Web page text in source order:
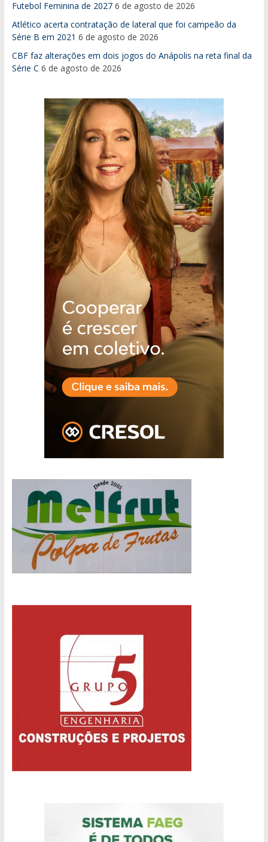
Futebol Feminina de 2027 6 de agosto de 2026
Atlético acerta contratação de lateral que foi campeão da
Série B em 2021 6 de agosto de 2026
CBF faz alterações em dois jogos do Anápolis na reta final da
Série C 6 de agosto de 2026